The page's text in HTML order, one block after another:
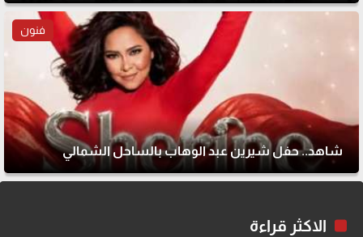
فنون
شاهد.. حفل شيرين عبد الوهاب بالساحل الشمالي
الاكثر قراءة